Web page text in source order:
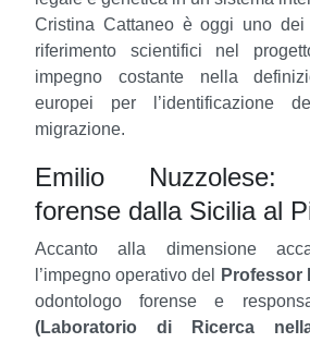
Cristina Cattaneo è oggi uno
riferimento scientifici nel
impegno costante nella
europei per l’identificazione
migrazione.
Emilio Nuzzolese:
forense dalla Sicilia al
Accanto alla dimensione
l’impegno operativo del
Professor
odontologo forense e
(Laboratorio di Ricerca